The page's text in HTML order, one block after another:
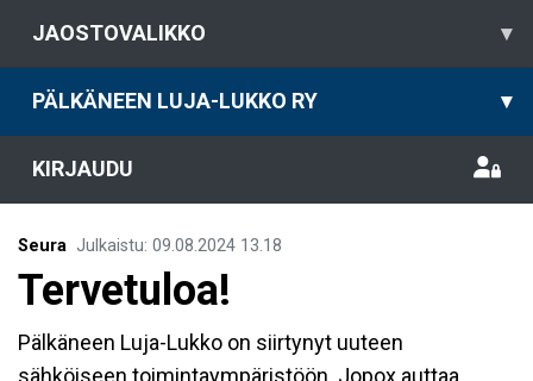
JAOSTOVALIKKO ▾
PÄLKÄNEEN LUJA-LUKKO RY ▾
KIRJAUDU
Seura Julkaistu: 09.08.2024 13.18
Tervetuloa!
Pälkäneen Luja-Lukko on siirtynyt uuteen
sähköiseen toimintaympäristöön. Jopox auttaa